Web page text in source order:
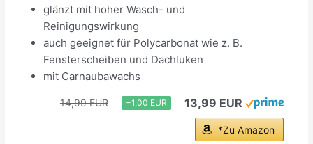
glänzt mit hoher Wasch- und
Reinigungswirkung
auch geeignet für Polycarbonat wie z. B.
Fensterscheiben und Dachluken
mit Carnaubawachs
14,99 EUR −1,00 EUR 13,99 EUR
*Zu Amazon